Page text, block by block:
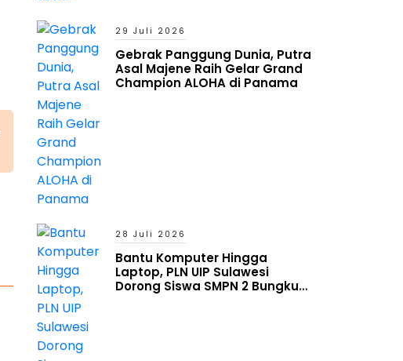
29 Juli 2026
Gebrak Panggung Dunia, Putra
Asal Majene Raih Gelar Grand
Champion ALOHA di Panama
28 Juli 2026
Bantu Komputer Hingga
Laptop, PLN UIP Sulawesi
Dorong Siswa SMPN 2 Bungku